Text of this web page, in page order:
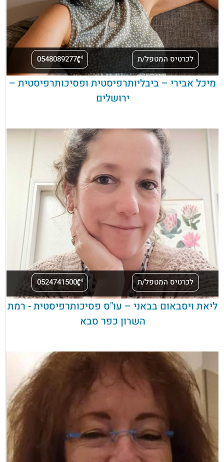
לכרטיס המטפל/ת 0548089277
מיכל אבירי – ביבליותרפיסטית ופסיכותרפיסטית –
ירושלים
לכרטיס המטפל/ת 0524741500
ליאת ויסבאום בבאני – עו"ס פסיכותרפיסטית - רמת
השרון כפר סבא